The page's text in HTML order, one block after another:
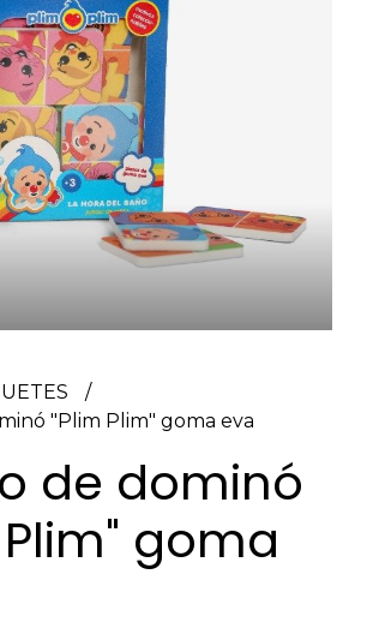
"Plim Plim" goma eva
de dominó
goma